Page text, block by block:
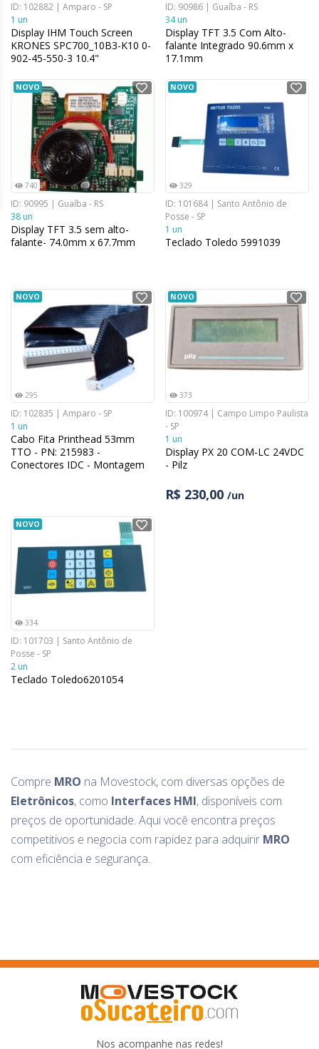
ID: 102882 | Amparo - SP
1 un
Display IHM Touch Screen
KRONES SPC700_10B3-K10 0-
902-45-550-3 10.4"
ID: 90986 | Guaíba - RS
34 un
Display TFT 3.5 Com Alto-
falante Integrado 90.6mm x
17.1mm
NOVO
740
ID: 90995 | Guaíba - RS
38 un
Display TFT 3.5 sem alto-
falante- 74.0mm x 67.7mm
NOVO
329
ID: 101684 | Santo Antônio de
Posse - SP
1 un
Teclado Toledo 5991039
NOVO
295
ID: 102835 | Amparo - SP
1 un
Cabo Fita Printhead 53mm
TTO - PN: 215983 -
Conectores IDC - Montagem
NOVO
373
ID: 100974 | Campo Limpo Paulista
- SP
1 un
Display PX 20 COM-LC 24VDC
- Pilz
R$ 230,00 /un
NOVO
334
ID: 101703 | Santo Antônio de
Posse - SP
2 un
Teclado Toledo6201054
Compre MRO na Movestock, com diversas opções de
Eletrônicos, como Interfaces HMI, disponíveis com
preços de oportunidade. Aqui você encontra preços
competitivos e negocia com rapidez para adquirir MRO
com eficiência e segurança.
Nos acompanhe nas redes!